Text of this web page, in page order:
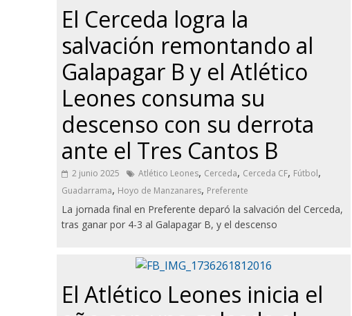
El Cerceda logra la
salvación remontando al
Galapagar B y el Atlético
Leones consuma su
descenso con su derrota
ante el Tres Cantos B
2 junio 2025 Atlético Leones, Cerceda, Cerceda CF, Fútbol,
Guadarrama, Hoyo de Manzanares, Preferente
La jornada final en Preferente deparó la salvación del Cerceda,
tras ganar por 4-3 al Galapagar B, y el descenso
El Atlético Leones inicia el